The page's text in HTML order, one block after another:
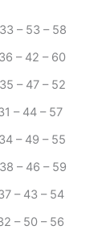
– 53 – 58
– 42 – 60
– 47 – 52
– 44 – 57
– 49 – 55
– 46 – 59
– 43 – 54
– 50 – 56